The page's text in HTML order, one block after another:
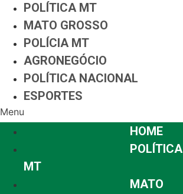
POLÍTICA MT
MATO GROSSO
POLÍCIA MT
AGRONEGÓCIO
POLÍTICA NACIONAL
ESPORTES
Menu
HOME
POLÍTICA
MT
MATO